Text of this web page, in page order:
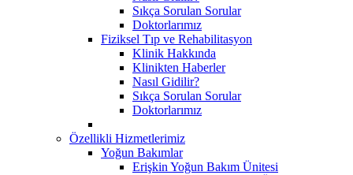
Sıkça Sorulan Sorular
Doktorlarımız
Fiziksel Tıp ve Rehabilitasyon
Klinik Hakkında
Klinikten Haberler
Nasıl Gidilir?
Sıkça Sorulan Sorular
Doktorlarımız
Özellikli Hizmetlerimiz
Yoğun Bakımlar
Erişkin Yoğun Bakım Ünitesi